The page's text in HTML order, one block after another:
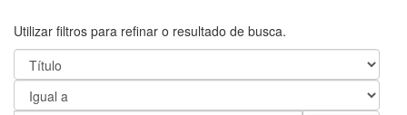
Utilizar filtros para refinar o resultado de busca.